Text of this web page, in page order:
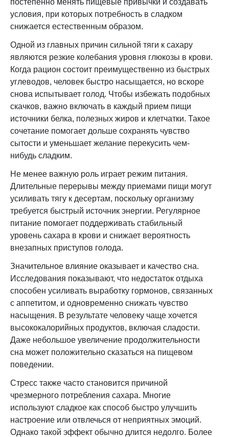
условия, при которых потребность в сладком
снижается естественным образом.
Одной из главных причин сильной тяги к сахару
являются резкие колебания уровня глюкозы в крови.
Когда рацион состоит преимущественно из быстрых
углеводов, человек быстро насыщается, но вскоре
снова испытывает голод. Чтобы избежать подобных
скачков, важно включать в каждый прием пищи
источники белка, полезных жиров и клетчатки. Такое
сочетание помогает дольше сохранять чувство
сытости и уменьшает желание перекусить чем-
нибудь сладким.
Не менее важную роль играет режим питания.
Длительные перерывы между приемами пищи могут
усиливать тягу к десертам, поскольку организму
требуется быстрый источник энергии. Регулярное
питание помогает поддерживать стабильный
уровень сахара в крови и снижает вероятность
внезапных приступов голода.
Значительное влияние оказывает и качество сна.
Исследования показывают, что недостаток отдыха
способен усиливать выработку гормонов, связанных
с аппетитом, и одновременно снижать чувство
насыщения. В результате человеку чаще хочется
высококалорийных продуктов, включая сладости.
Даже небольшое увеличение продолжительности
сна может положительно сказаться на пищевом
поведении.
Стресс также часто становится причиной
чрезмерного потребления сахара. Многие
используют сладкое как способ быстро улучшить
настроение или отвлечься от неприятных эмоций.
Однако такой эффект обычно длится недолго. Более